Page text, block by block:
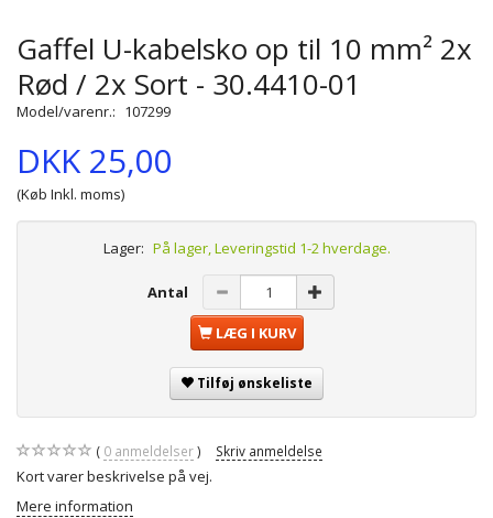
Gaffel U-kabelsko op til 10 mm² 2x
Rød / 2x Sort - 30.4410-01
Model/varenr.: 107299
DKK 25,00
(Køb Inkl. moms)
Lager: På lager, Leveringstid 1-2 hverdage.
Antal
LÆG I KURV
Tilføj ønskeliste
0 anmeldelser Skriv anmeldelse
Kort varer beskrivelse på vej.
Mere information